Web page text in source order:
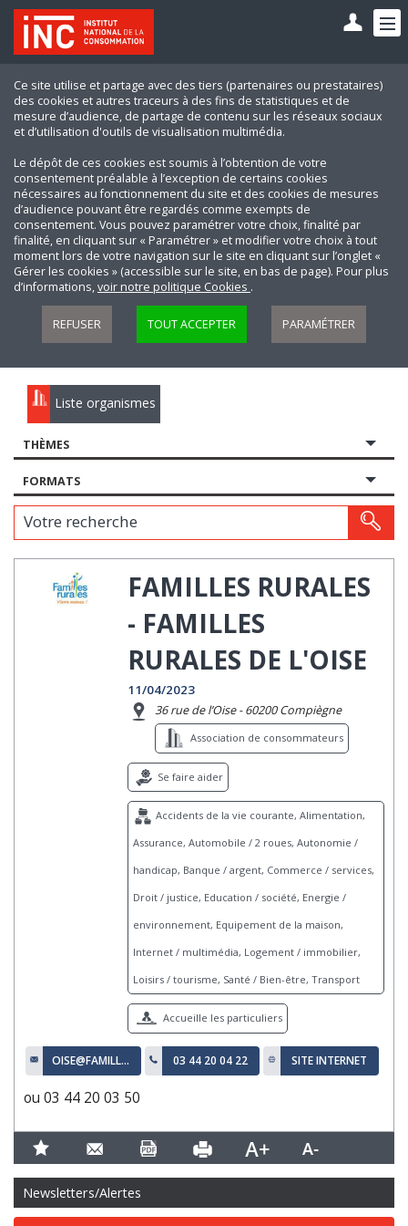
Ce site utilise et partage avec des tiers (partenaires ou prestataires)
des cookies et autres traceurs à des fins de statistiques et de
mesure d’audience, de partage de contenu sur les réseaux sociaux
et d’utilisation d'outils de visualisation multimédia.
Le dépôt de ces cookies est soumis à l’obtention de votre
consentement préalable à l’exception de certains cookies
nécessaires au fonctionnement du site et des cookies de mesures
d’audience pouvant être regardés comme exempts de
consentement. Vous pouvez paramétrer votre choix, finalité par
finalité, en cliquant sur « Paramétrer » et modifier votre choix à tout
moment lors de votre navigation sur le site en cliquant sur l’onglet «
Gérer les cookies » (accessible sur le site, en bas de page). Pour plus
d’informations,voir notre politique Cookies .
REFUSER TOUT ACCEPTER PARAMÉTRER
Liste organismes
THÈMES
FORMATS
Votre recherche
FAMILLES RURALES
- FAMILLES
RURALES DE L'OISE
11/04/2023
36 rue de l’Oise - 60200 Compiègne
Association de consommateurs
Se faire aider
Accidents de la vie courante, Alimentation,
Assurance, Automobile / 2 roues, Autonomie /
handicap, Banque / argent, Commerce / services,
Droit / justice, Education / société, Energie /
environnement, Equipement de la maison,
Internet / multimédia, Logement / immobilier,
Loisirs / tourisme, Santé / Bien-être, Transport
Accueille les particuliers
OISE@FAMILLESRURALES.ORG 03 44 20 04 22 SITE INTERNET
ou 03 44 20 03 50
Newsletters/Alertes